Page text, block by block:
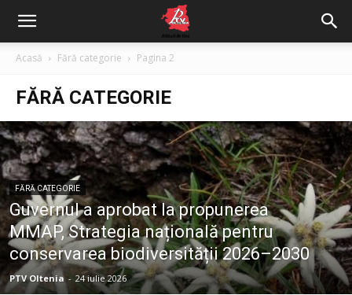
Acasă Fără categorie Pagina 2
FĂRĂ CATEGORIE
FĂRĂ CATEGORIE
Guvernul a aprobat la propunerea
MMAP, Strategia națională pentru
conservarea biodiversității 2026–2030
PTV Oltenia - 24 iulie 2026